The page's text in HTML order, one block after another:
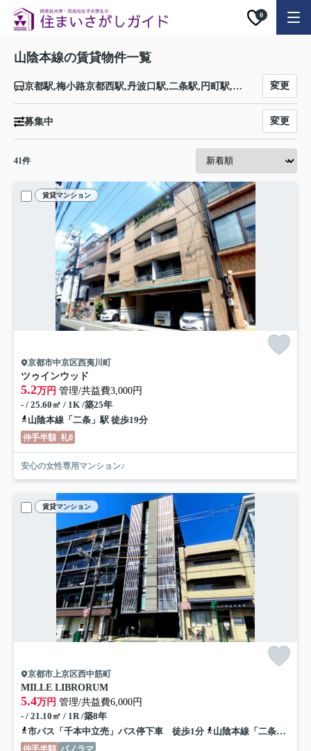
0
山陰本線の賃貸物件一覧
京都駅,梅小路京都西駅,丹波口駅,二条駅,円町駅,花園駅,太秦駅,嵯峨嵐山駅,保津峡駅,馬堀駅,亀岡駅,並河駅,千代川駅,八木駅,吉富駅,園部駅,船岡駅,日吉駅,鍼灸大学前駅,胡麻駅,下山駅,和知駅,安栖里駅,立木駅,山家駅,綾部駅,高津駅,石原駅,福知山駅,上川口駅,下夜久野駅,上夜久野駅,梁瀬駅,和田山駅,養父駅,八鹿駅,江原駅,国府駅,豊岡駅,玄武洞駅,城崎温泉駅,竹野駅,佐津駅,柴山駅,香住駅,鎧駅,餘部駅,久谷駅,浜坂駅,諸寄駅,居組駅,東浜駅,岩美駅,大岩駅,福部駅,鳥取駅,湖山駅,鳥取大学前駅,末恒駅,宝木駅,浜村駅,青谷駅,泊駅,松崎駅,倉吉駅,下北条駅,由良駅,浦安駅,八橋駅,赤碕駅,中山口駅,下市駅,御来屋駅,名和駅,大山口駅,淀江駅,伯耆大山駅,東山公園駅,米子駅,安来駅,荒島駅,揖屋駅,東松江駅,松江駅,乃木駅,玉造温泉駅,来待駅,宍道駅,荘原駅,直江駅,出雲市駅,西出雲駅,出雲神西駅,江南駅,小田駅,田儀駅,波根駅,久手駅,大田市駅,静間駅,五十猛駅,仁万駅,馬路駅,湯里駅,温泉津駅,石見福光駅,黒松駅,浅利駅,江津駅,都野津駅,敬川駅,波子駅,久代駅,下府駅,浜田駅,西浜田駅,周布駅,折居駅,三保三隅駅,岡見駅,鎌手駅,石見津田駅,益田駅,戸田小浜駅,飯浦駅,江崎駅,須佐駅,宇田郷駅,木与駅,奈古駅,長門大井駅,越ケ浜駅,東萩駅,萩駅,玉江駅,三見駅,飯井駅,長門三隅駅,仙崎駅,長門市駅,黄波戸駅,長門古市駅,人丸駅,伊上駅,長門粟野駅,阿川駅,特牛駅,滝部駅,長門二見駅,宇賀本郷駅,湯玉駅,小串駅,川棚温泉駅,黒井村駅,梅ケ峠駅,吉見駅,福江駅,安岡駅,梶栗郷台地駅,綾羅木駅,幡生駅,下関駅 変更
募集中 変更
41件
賃貸マンション
京都市中京区西夷川町
ツゥインウッド
5.2万円 管理/共益費3,000円
- / 25.60㎡ / 1K /築25年
山陰本線「二条」駅 徒歩19分
仲手半額 礼0
安心の女性専用マンション♪
賃貸マンション
京都市上京区西中筋町
MILLE LIBRORUM
5.4万円 管理/共益費6,000円
- / 21.10㎡ / 1R /築8年
市バス「千本中立売」バス停下車 徒歩1分
山陰本線「二条」駅 徒歩22分
仲手半額 パノラマ